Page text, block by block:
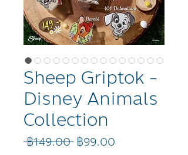
Sheep Griptok -
Disney Animals
Collection
฿149.00 ราคา
฿99.00